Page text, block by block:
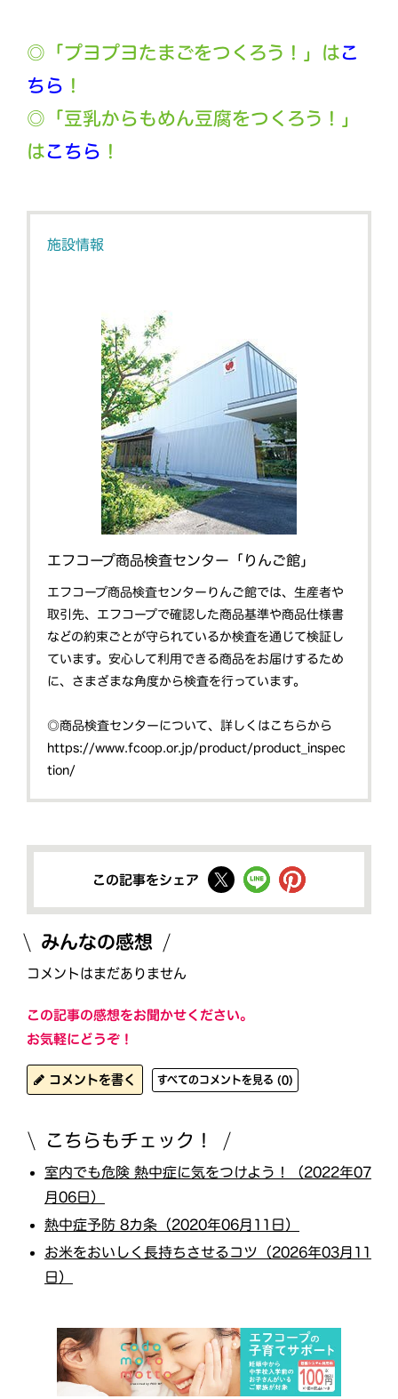
◎「プヨプヨたまごをつくろう！」はこ
ちら ！
◎「豆乳からもめん豆腐をつくろう！」
はこちら ！
施設情報
エフコープ商品検査センター「りんご館」
エフコープ商品検査センターりんご館では、生産者や
取引先、エフコープで確認した商品基準や商品仕様書
などの約束ごとが守られているか検査を通じて検証し
ています。安心して利用できる商品をお届けするため
に、さまざまな角度から検査を行っています。
◎商品検査センターについて、詳しくはこちらから
https://www.fcoop.or.jp/product/product_inspec
tion/
この記事をシェア
みんなの感想
コメントはまだありません
この記事の感想をお聞かせください。
お気軽にどうぞ！
コメントを書く すべてのコメントを見る (0)
こちらもチェック！
室内でも危険 熱中症に気をつけよう！（2022年07
月06日）
熱中症予防 8カ条（2020年06月11日）
お米をおいしく長持ちさせるコツ（2026年03月11
日）